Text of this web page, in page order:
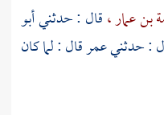
بن عمار ،قال : حدثنيأبو
: حدثنيعمرقال : لما كان